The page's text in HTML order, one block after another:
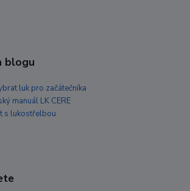
blogu
luk pro začátečníka
manuál LK CERE
s lukostřelbou